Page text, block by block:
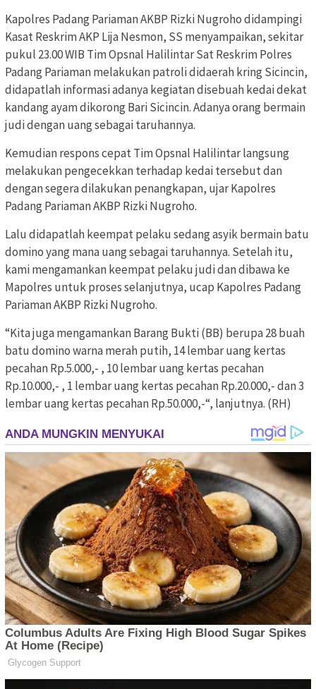
Kapolres Padang Pariaman AKBP Rizki Nugroho didampingi
Kasat Reskrim AKP Lija Nesmon, SS menyampaikan, sekitar
pukul 23.00 WIB Tim Opsnal Halilintar Sat Reskrim Polres
Padang Pariaman melakukan patroli didaerah kring Sicincin,
didapatlah informasi adanya kegiatan disebuah kedai dekat
kandang ayam dikorong Bari Sicincin. Adanya orang bermain
judi dengan uang sebagai taruhannya.
Kemudian respons cepat Tim Opsnal Halilintar langsung
melakukan pengecekkan terhadap kedai tersebut dan
dengan segera dilakukan penangkapan, ujar Kapolres
Padang Pariaman AKBP Rizki Nugroho.
Lalu didapatlah keempat pelaku sedang asyik bermain batu
domino yang mana uang sebagai taruhannya. Setelah itu,
kami mengamankan keempat pelaku judi dan dibawa ke
Mapolres untuk proses selanjutnya, ucap Kapolres Padang
Pariaman AKBP Rizki Nugroho.
“Kita juga mengamankan Barang Bukti (BB) berupa 28 buah
batu domino warna merah putih, 14 lembar uang kertas
pecahan Rp.5.000,- , 10 lembar uang kertas pecahan
Rp.10.000,- , 1 lembar uang kertas pecahan Rp.20.000,- dan 3
lembar uang kertas pecahan Rp.50.000,-“, lanjutnya. (RH)